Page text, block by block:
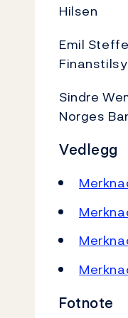
Hilsen
Emil
Sindre
Norges
Vedlegg
Fotnote